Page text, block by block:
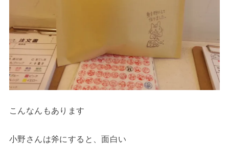
こんなんもあります
小野さんは斧にすると、面白い